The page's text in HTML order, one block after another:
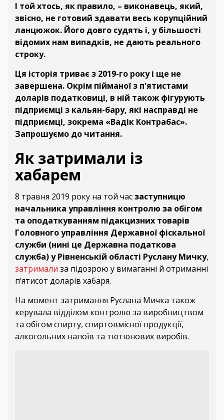
І той хтось, як правило, – виконавець, який,
звісно, не готовий здавати весь корупційний
ланцюжок. Його довго судять і, у більшості
відомих нам випадків, не дають реального
строку.
Ця історія триває з 2019-го року і ще не
завершена. Окрім пійманої з п'ятистами
доларів податковиці, в ній також фігурують
підприємці з кальян-бару, які насправді не
підприємці, зокрема «Вадік Контрабас».
Запрошуємо до читання.
Як затримали із
хабарем
8 травня 2019 року на той часзаступницю
начальника управління контролю за обігом
та оподаткуванням підакцизних товарів
Головного управління Державної фіскальної
служби (нині це Державна податкова
служба) у Рівненській області Руслану Мичку,
затримали за підозрою у вимаганні й отриманні
п’ятисот доларів хабаря.
На момент затримання Руслана Мичка також
керувала відділом контролю за виробництвом
та обігом спирту, спиртовмісної продукції,
алкогольних напоїв та тютюнових виробів.